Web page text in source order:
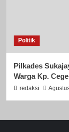
Politik
Pilkades
Warga Kp.
redaksi